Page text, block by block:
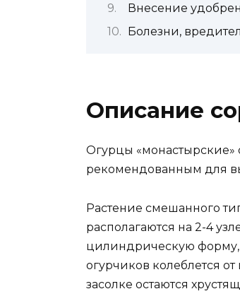
Внесение
Болезни,
Описание
Огурцы «монастырские»
рекомендованным для
Растение смешанного
располагаются на 2-4
цилиндрическую форму,
огурчиков колеблется
засолке остаются